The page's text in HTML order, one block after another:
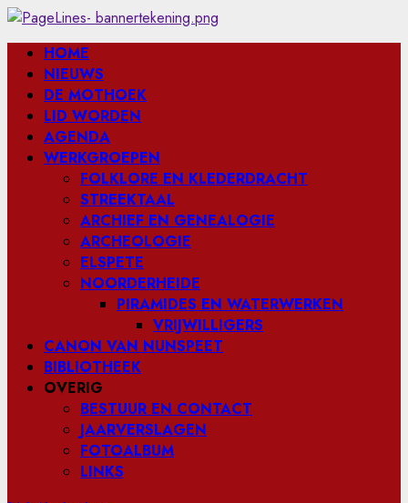
Ga
naar
inhoud
Primair
menu
HOME
NIEUWS
DE MOTHOEK
LID WORDEN
AGENDA
WERKGROEPEN
FOLKLORE EN KLEDERDRACHT
STREEKTAAL
ARCHIEF EN GENEALOGIE
ARCHEOLOGIE
ELSPETE
NOORDERHEIDE
PIRAMIDES EN WATERWERKEN
VRIJWILLIGERS
CANON VAN NUNSPEET
BIBLIOTHEEK
OVERIG
BESTUUR EN CONTACT
JAARVERSLAGEN
FOTOALBUM
LINKS